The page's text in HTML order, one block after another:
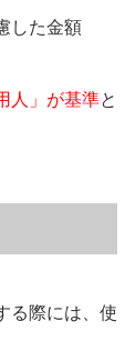
した金額
人」が基準と
る際には、使